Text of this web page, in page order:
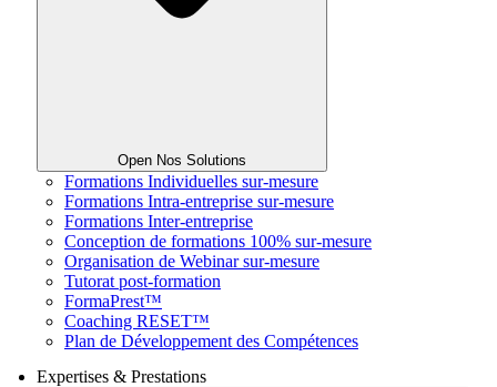
Open Nos Solutions
Formations Individuelles sur-mesure
Formations Intra-entreprise sur-mesure
Formations Inter-entreprise
Conception de formations 100% sur-mesure
Organisation de Webinar sur-mesure
Tutorat post-formation
FormaPrest™
Coaching RESET™
Plan de Développement des Compétences
Expertises & Prestations